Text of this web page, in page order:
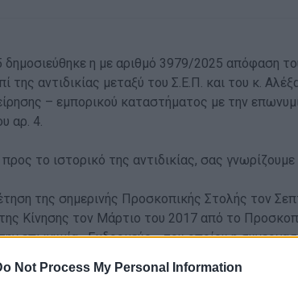
Not Process My Personal Information
η με αριθμό 3979/2025 απόφαση
της αντιδικίας μεταξύ του Σ.Ε.Π. και του κ.
– εμπορικού καταστήματος με την
αρ. 4.
το ιστορικό της αντιδικίας, σας
της σημερινής Προσκοπικής Στολής τον
Κίνησης τον Μάρτιο του 2017 από το
επωνυμία «Εκδρομεύς», του οποίου η
του 2016, προέβη χωρίς την άδεια του
Στολής, κατ’ αντιγραφή των ειδών της
και Διακριτικών, τα οποία έφεραν τα